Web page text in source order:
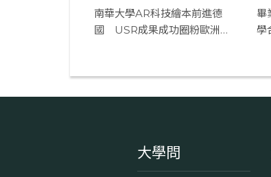
南華大學AR科技繪本前進德
國 USR成果成功圈粉歐洲萌
畢
學
大學問